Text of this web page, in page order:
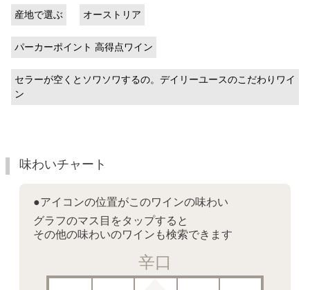
産地で選ぶ オーストリア
パーカーポイント 高得点ワイン
セラーが空くとソワソワするの。デイリーユースのこだわりワイ
ン
味わいチャート
●アイコンの位置がこのワインの味わい
グラフのマス目をタップすると
その他の味わいのワインも検索できます
辛口